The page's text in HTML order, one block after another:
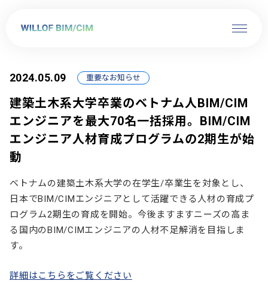
2024.05.09 重要なお知らせ
建築土木系大学卒業のベトナム人BIM/CIM
エンジニアを最大70名一括採用。BIM/CIM
エンジニア人材育成プログラムの2期生が始
動
ベトナムの建築土木系大学の在学生/卒業生を対象とし、
日本でBIM/CIMエンジニアとして活躍できる人材の育成プ
ログラム2期生の育成を開始。今後ますますニーズの高ま
る国内のBIM/CIMエンジニアの人材不足解消を目指しま
す。
詳細はこちらをご覧ください